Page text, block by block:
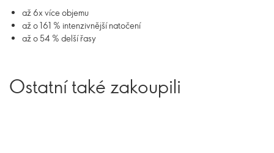
až 6x více objemu
až o 161 % intenzivnější natočení
až o 54 % delší řasy
Ostatní také zakoupili